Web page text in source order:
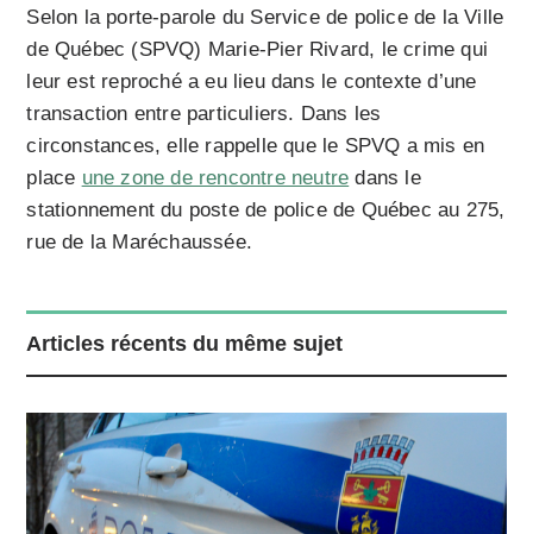
Selon la porte-parole du Service de police de la Ville
de Québec (SPVQ) Marie-Pier Rivard, le crime qui
leur est reproché a eu lieu dans le contexte d’une
transaction entre particuliers. Dans les
circonstances, elle rappelle que le SPVQ a mis en
place une zone de rencontre neutre dans le
stationnement du poste de police de Québec au 275,
rue de la Maréchaussée.
Articles récents du même sujet